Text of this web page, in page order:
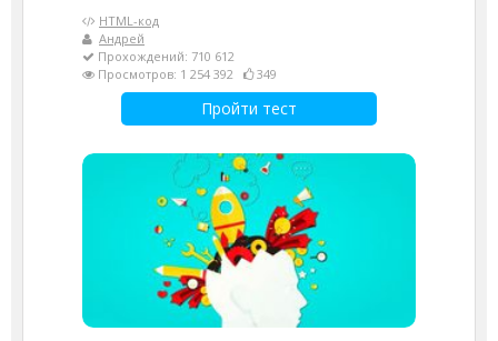
HTML-код
Андрей
Прохождений: 710 612
Просмотров: 1 254 392
349
Пройти тест